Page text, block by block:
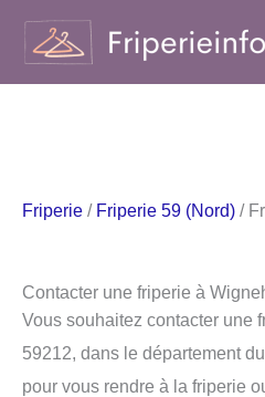
contenu
Friperie / Friperie 59 (Nord) /
Contacter une friperie à
Vous souhaitez contacter une
59212, dans le département
pour vous rendre à la friperie